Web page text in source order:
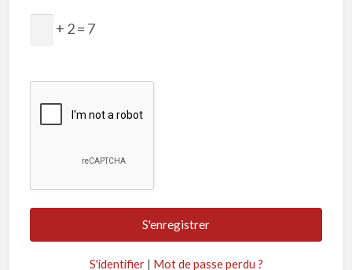
+ 2 = 7
S'identifier| Mot de passe perdu ?